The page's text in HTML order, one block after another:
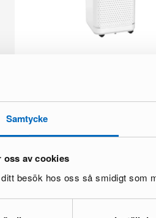
Samtycke
oss av cookies
besök hos oss så smidigt som
Säästät 242 €